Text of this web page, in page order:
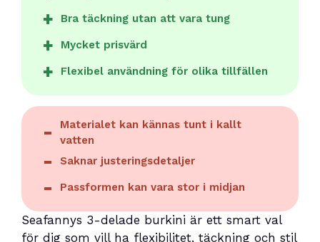
Bra täckning utan att vara tung
Mycket prisvärd
Flexibel användning för olika tillfällen
Materialet kan kännas tunt i kallt
vatten
Saknar justeringsdetaljer
Passformen kan vara stor i midjan
Seafannys 3-delade burkini är ett smart val
för dig som vill ha flexibilitet, täckning och stil